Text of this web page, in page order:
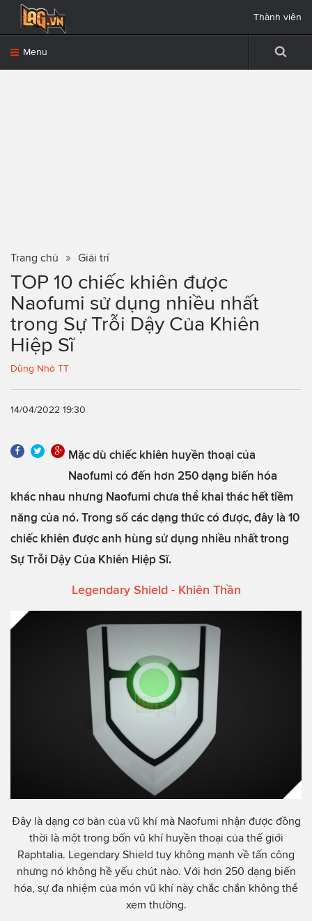
Menu
Thành viên
Trang chủ Giải trí
TOP 10 chiếc khiên được
Naofumi sử dụng nhiều nhất
trong Sự Trỗi Dậy Của Khiên
Hiệp Sĩ
Dũng Nhỏ TT
14/04/2022 19:30
Mặc dù chiếc khiên huyền thoại của
Naofumi có đến hơn 250 dạng biến hóa
khác nhau nhưng Naofumi chưa thể khai thác hết tiềm
năng của nó. Trong số các dạng thức có được, đây là 10
chiếc khiên được anh hùng sử dụng nhiều nhất trong
Sự Trỗi Dậy Của Khiên Hiệp Sĩ.
Legendary Shield - Khiên Thần
Đây là dạng cơ bản của vũ khí mà Naofumi nhận được đồng
thời là một trong bốn vũ khí huyền thoại của thế giới
Raphtalia. Legendary Shield tuy không mạnh về tấn công
nhưng nó không hề yếu chút nào. Với hơn 250 dạng biến
hóa, sự đa nhiệm của món vũ khí này chắc chắn không thể
xem thường.